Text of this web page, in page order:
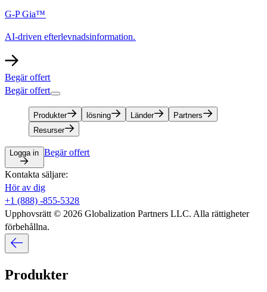
G-P Gia™​​
AI-driven efterlevnadsinformation.​​
Begär offert​​
Begär offert​​
Produkter​​ lösning​​ Länder​​
Partners​​
Resurser​​
Logga in​​ Begär offert​​
Kontakta säljare:​​
Hör av dig​​
+1 (888) -855-5328​​
Upphovsrätt © 2026 Globalization Partners LLC. Alla rättigheter
förbehållna.​​
Produkter​​